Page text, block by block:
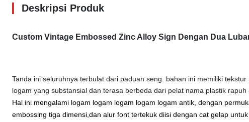
Deskripsi Produk
Custom Vintage Embossed Zinc Alloy Sign Dengan Dua
Tanda ini seluruhnya terbulat dari paduan seng. bahan ini memiliki
logam yang substansial dan terasa berbeda dari pelat nama plastik rapuh
Hal ini mengalami logam logam logam logam logam antik, dengan
embossing tiga dimensi,dan alur font tertekuk diisi dengan cat gelap